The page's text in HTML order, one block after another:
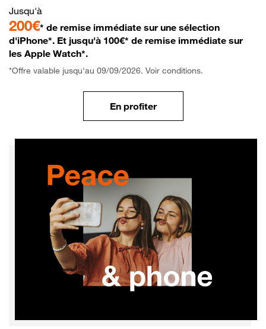
Jusqu'à
200€* de remise immédiate sur une sélection
d'iPhone*. Et jusqu'à 100€* de remise immédiate sur
les Apple Watch*.
*Offre valable jusqu'au 09/09/2026. Voir conditions.
En profiter